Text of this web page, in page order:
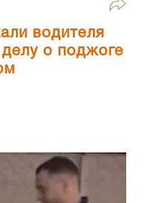
водителя
о поджоге